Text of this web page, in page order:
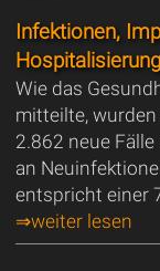
Infektionen,
Wie das
mitteilte,
2.862 neue
an
entspricht einer
⇒weiter lesen